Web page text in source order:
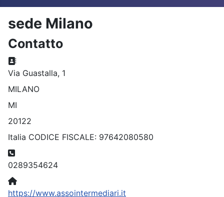
sede Milano
Contatto
Indirizzo:
Via Guastalla, 1
MILANO
MI
20122
Italia CODICE FISCALE: 97642080580
Telefono:
0289354624
Sito:
https://www.assointermediari.it